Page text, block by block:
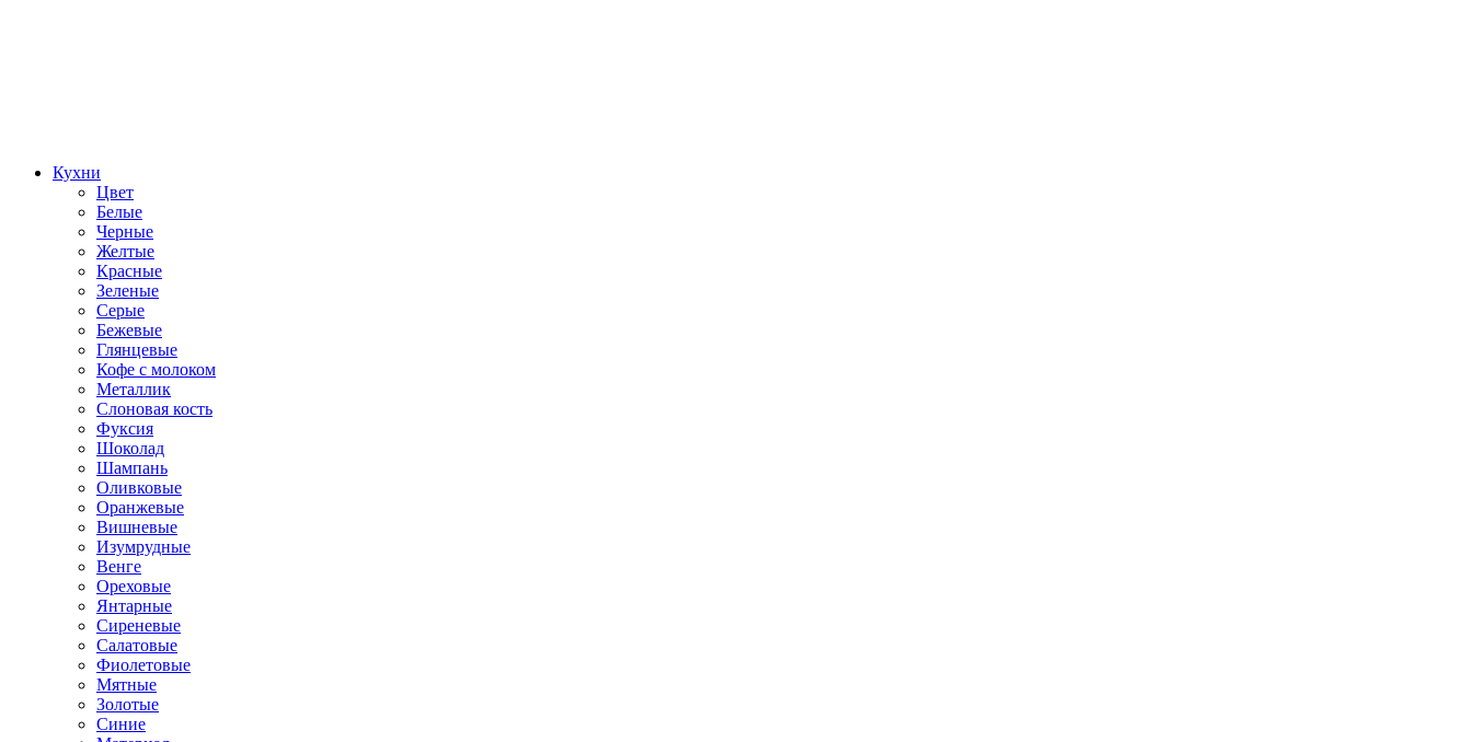
Кухни
Цвет
Белые
Черные
Желтые
Красные
Зеленые
Серые
Бежевые
Глянцевые
Кофе с молоком
Металлик
Слоновая кость
Фуксия
Шоколад
Шампань
Оливковые
Оранжевые
Вишневые
Изумрудные
Венге
Ореховые
Янтарные
Сиреневые
Салатовые
Фиолетовые
Мятные
Золотые
Синие